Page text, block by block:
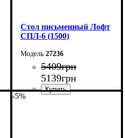
Стол письменный Лофт
СПЛ-6 (1500)
27236
5409грн
5139грн
-5%